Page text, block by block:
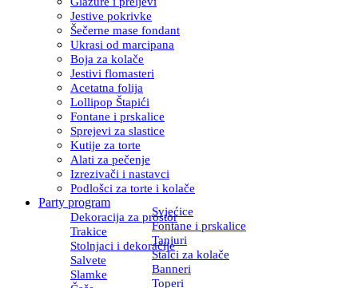
Jestive pokrivke
Šečerne mase fondant
Ukrasi od marcipana
Boja za kolače
Jestivi flomasteri
Acetatna folija
Lollipop Štapići
Fontane i prskalice
Sprejevi za slastice
Kutije za torte
Alati za pečenje
Izrezivači i nastavci
Podlošci za torte i kolače
Party program
Dekoracija za prostor
Svjećice
Trakice
Fontane i prskalice
Stolnjaci i dekoracije
Tanjuri
Salvete
Stalci za kolače
Slamke
Banneri
Toperi